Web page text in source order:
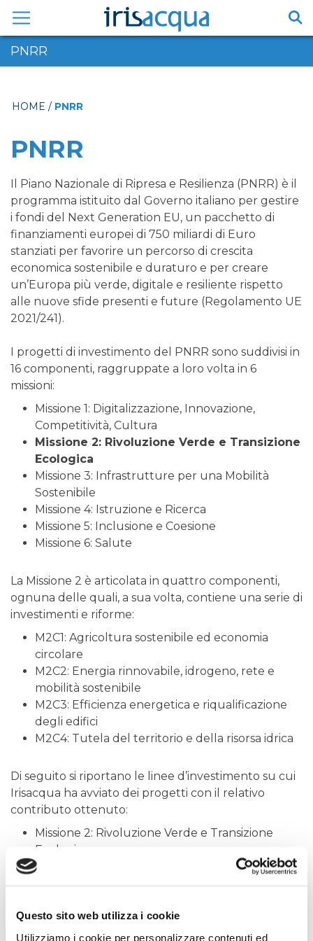
Questo sito web utilizza i cookie
Utilizziamo i cookie per personalizzare contenuti ed
contenuto
PNRR
HOME / PNRR
PNRR
Il Piano Nazionale di Ripresa e Resilienza (PNRR) è il
programma istituito dal Governo italiano per gestire
i fondi del Next Generation EU, un pacchetto di
finanziamenti europei di 750 miliardi di Euro
stanziati per favorire un percorso di crescita
economica sostenibile e duraturo e per creare
un’Europa più verde, digitale e resiliente rispetto
alle nuove sfide presenti e future (Regolamento UE
2021/241).
I progetti di investimento del PNRR sono suddivisi in
16 componenti, raggruppate a loro volta in 6
missioni:
Missione 1: Digitalizzazione, Innovazione,
Competitività, Cultura
Missione 2: Rivoluzione Verde e Transizione
Ecologica
Missione 3: Infrastrutture per una Mobilità
Sostenibile
Missione 4: Istruzione e Ricerca
Missione 5: Inclusione e Coesione
Missione 6: Salute
La Missione 2 è articolata in quattro componenti,
ognuna delle quali, a sua volta, contiene una serie di
investimenti e riforme:
M2C1: Agricoltura sostenibile ed economia
circolare
M2C2: Energia rinnovabile, idrogeno, rete e
mobilità sostenibile
M2C3: Efficienza energetica e riqualificazione
degli edifici
M2C4: Tutela del territorio e della risorsa idrica
Di seguito si riportano le linee d’investimento su cui
Irisacqua ha avviato dei progetti con il relativo
contributo ottenuto:
Missione 2: Rivoluzione Verde e Transizione
Ecologica
Componente 4: Tutela del territorio e della
risorsa idrica
in infrastrutture idriche primarie per la
sicurezza dell’approvvigionamento